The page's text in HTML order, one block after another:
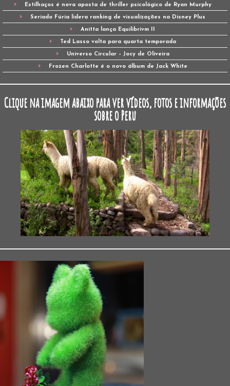
Estilhaços é nova aposta de thriller psicológico de Ryan Murphy
Seriado Fúria lidera ranking de visualizações na Disney Plus
Anitta lança Equilibrivm II
Ted Lasso volta para quarta temporada
Universo Circular – Jocy de Oliveira
Frozen Charlotte é o novo álbum de Jack White
Clique na imagem abaixo para ver vídeos, fotos e informações
sobre o Peru